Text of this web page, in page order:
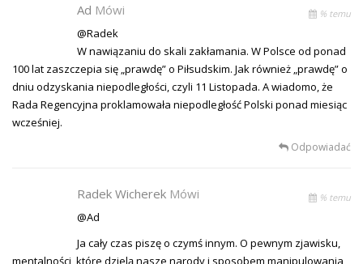
Ad Mówi % temu
@Radek
W nawiązaniu do skali zakłamania. W Polsce od ponad
100 lat zaszczepia się „prawdę” o Piłsudskim. Jak również „prawdę” o
dniu odzyskania niepodległości, czyli 11 Listopada. A wiadomo, że
Rada Regencyjna proklamowała niepodległość Polski ponad miesiąc
wcześniej.
Odpowiadać
Radek Wicherek Mówi % temu
@Ad
Ja cały czas piszę o czymś innym. O pewnym zjawisku,
mentalności, które dzielą nasze narody i sposobem manipulowania,